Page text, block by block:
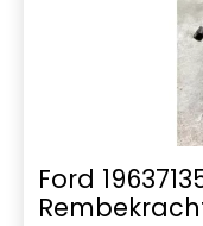
Ford